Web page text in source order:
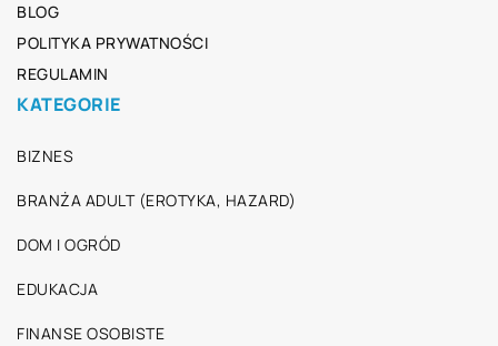
BLOG
POLITYKA PRYWATNOŚCI
REGULAMIN
KATEGORIE
BIZNES
BRANŻA ADULT (EROTYKA, HAZARD)
DOM I OGRÓD
EDUKACJA
FINANSE OSOBISTE